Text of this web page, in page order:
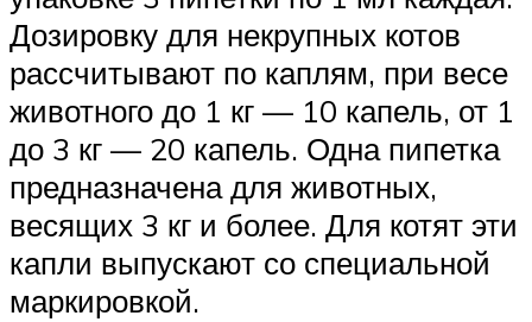
Дозировку для некрупных котов
рассчитывают по каплям, при весе
животного до 1 кг — 10 капель, от 1
до 3 кг — 20 капель. Одна пипетка
предназначена для животных,
весящих 3 кг и более. Для котят эти
капли выпускают со специальной
маркировкой.